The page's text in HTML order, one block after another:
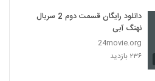
دانلود رایگان قسمت دوم 2 سریال
نهنگ آبی
24movie.org
۲۳۶ بازدید